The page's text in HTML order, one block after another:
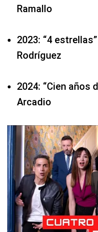
Ramallo
2023: “4
Rodríguez
2024: “Cien años
Arcadio